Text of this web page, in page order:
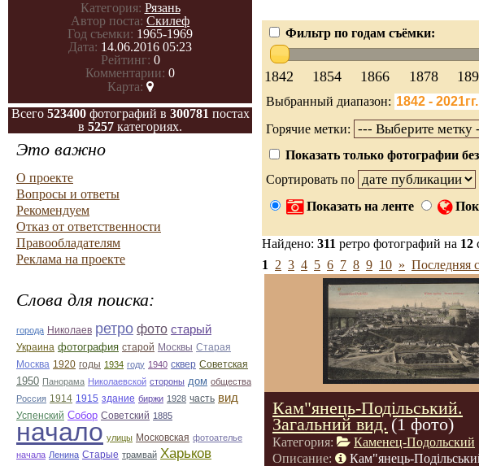
Категория: Рязань
Автор поста: Скилеф
Год съемки: 1965-1969
Дата: 14.06.2016 05:23
Рейтинг: 0
Комментарии: 0
Карта:
Всего 523400фотографий в 300781 постах
в 5257 категориях.
Это важно
О проекте
Вопросы и ответы
Рекомендуем
Отказ от ответственности
Правообладателям
Реклама на проекте
Слова для поиска:
города Николаев ретро фото старый
Украина фотография старой Москвы Старая
Москва 1920 годы 1934 году 1940 сквер Советская
1950 Панорама Николаевской стороны дом общества
Россия 1914 1915 здание биржи 1928 часть вид
Успенский Собор Советский 1885
начало улицы Московская фотоателье
начала Ленина Старые трамвай Харьков
Фильтр по годам съёмки:
1842 1854 1866 1878
Выбранный диапазон:
Горячие метки:
Показать только фотографии
Сортировать по
Показать на ленте
Найдено: 311 ретро фотографий на 12
1
2 3 4 5 6 7 8 9 10 » Последняя
Кам"янець-Подільський.
Загальний вид. (1 фото)
Категория:
Каменец-Подольский
Описание:
Кам"янець-